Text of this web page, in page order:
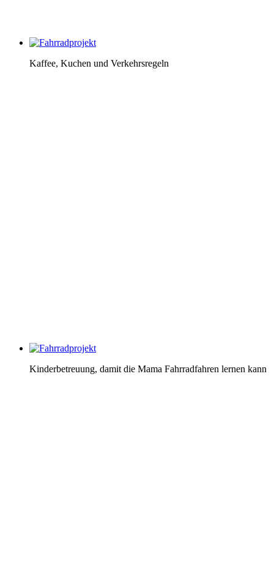
Kaffee, Kuchen und Verkehrsregeln
Kinderbetreuung, damit die Mama Fahrradfahren lernen kann